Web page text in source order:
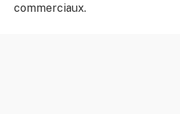
commerciaux.